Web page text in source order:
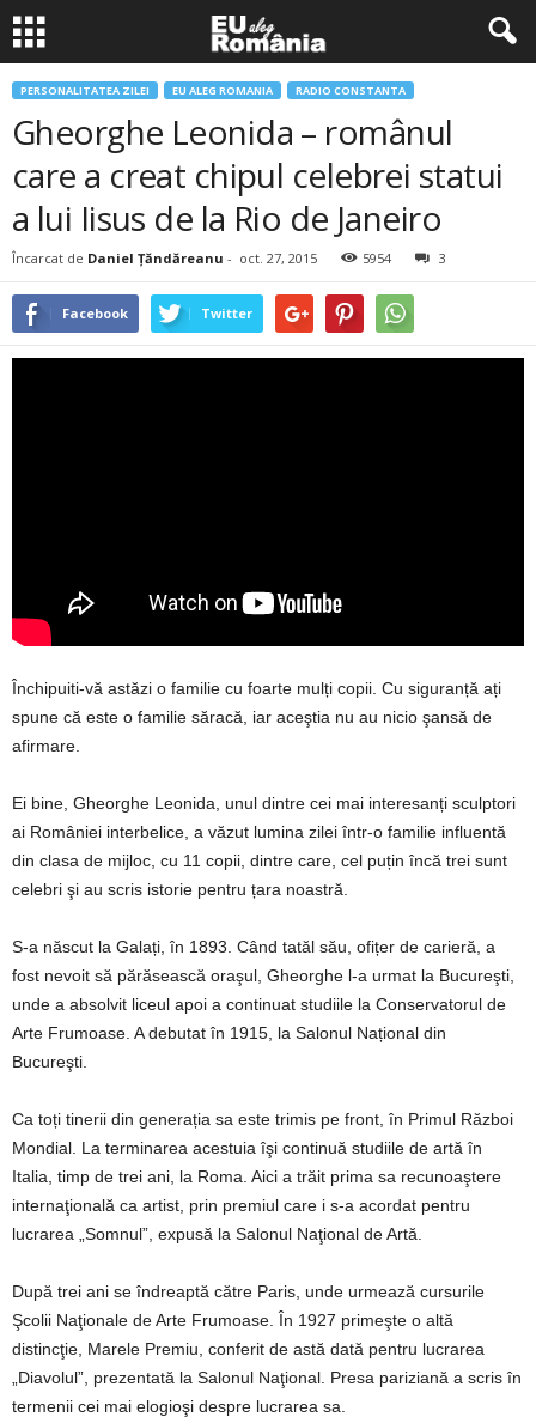
PERSONALITATEA ZILEI EU ALEG ROMANIA RADIO CONSTANTA
Gheorghe Leonida – românul
care a creat chipul celebrei statui
a lui Iisus de la Rio de Janeiro
Încarcat de Daniel Țăndăreanu - oct. 27, 2015 5954 3
Facebook Twitter
Închipuiti-vă astăzi o familie cu foarte mulți copii. Cu siguranță ați
spune că este o familie săracă, iar aceştia nu au nicio şansă de
afirmare.
Ei bine, Gheorghe Leonida, unul dintre cei mai interesanți sculptori
ai României interbelice, a văzut lumina zilei într-o familie influentă
din clasa de mijloc, cu 11 copii, dintre care, cel puțin încă trei sunt
celebri şi au scris istorie pentru țara noastră.
S-a născut la Galați, în 1893. Când tatăl său, ofițer de carieră, a
fost nevoit să părăsească oraşul, Gheorghe l-a urmat la Bucureşti,
unde a absolvit liceul apoi a continuat studiile la Conservatorul de
Arte Frumoase. A debutat în 1915, la Salonul Național din
Bucureşti.
Ca toți tinerii din generația sa este trimis pe front, în Primul Război
Mondial. La terminarea acestuia îşi continuă studiile de artă în
Italia, timp de trei ani, la Roma. Aici a trăit prima sa recunoaştere
internaţională ca artist, prin premiul care i s-a acordat pentru
lucrarea „Somnul”, expusă la Salonul Naţional de Artă.
După trei ani se îndreaptă către Paris, unde urmează cursurile
Şcolii Naţionale de Arte Frumoase. În 1927 primeşte o altă
distincţie, Marele Premiu, conferit de astă dată pentru lucrarea
„Diavolul”, prezentată la Salonul Naţional. Presa pariziană a scris în
termenii cei mai elogioşi despre lucrarea sa.